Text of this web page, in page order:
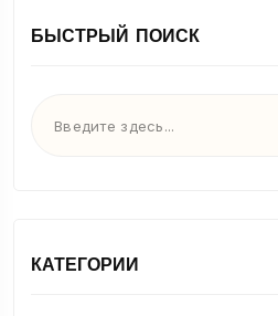
БЫСТРЫЙ ПОИСК
КАТЕГОРИИ